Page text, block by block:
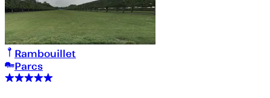
Rambouillet
Parcs